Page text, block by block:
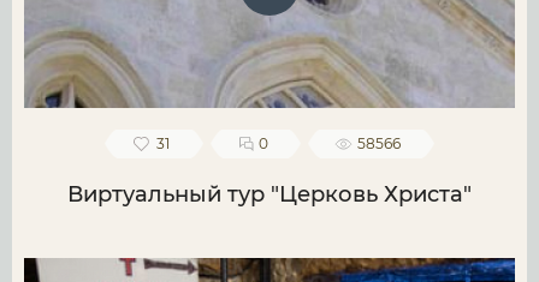
31 0 58566
Виртуальный тур "Церковь Христа"